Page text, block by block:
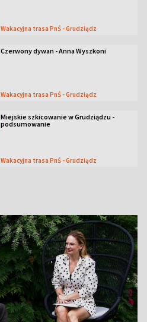
Wakacyjna trasa PnŚ - Grudziądz
Czerwony dywan - Anna Wyszkoni
Wakacyjna trasa PnŚ - Grudziądz
Miejskie szkicowanie w Grudziądzu -
podsumowanie
Wakacyjna trasa PnŚ - Grudziądz